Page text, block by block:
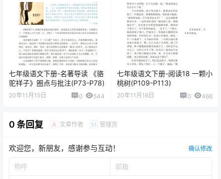
七年级语文下册-名著导读 《骆
驼祥子》圈点与批注(P73-P78)
20年11月15日 0 544
七年级语文下册-阅读18 一颗小
桃树(P109-P113)
20年11月16日 0 466
0 条回复 A 文章作者 M 管理员
欢迎您，新朋友，感谢参与互动！ 确认修改